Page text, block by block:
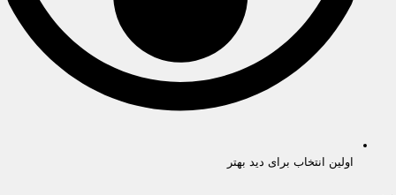
اولین انتخاب برای دید بهتر